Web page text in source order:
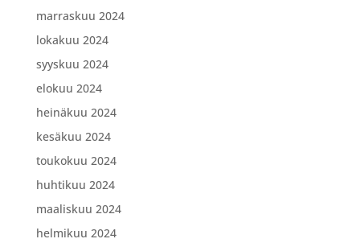
marraskuu 2024
lokakuu 2024
syyskuu 2024
elokuu 2024
heinäkuu 2024
kesäkuu 2024
toukokuu 2024
huhtikuu 2024
maaliskuu 2024
helmikuu 2024